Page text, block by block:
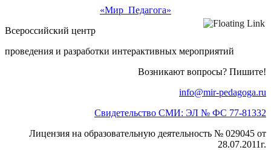
«Мир Педагога»
Всероссийский центр
проведения и разработки интерактивных мероприятий
Возникают вопросы? Пишите!
info@mir-pedagoga.ru
Свидетельство СМИ: ЭЛ № ФС 77-81332
Лицензия на образовательную деятельность № 029045 от
28.07.2011г.